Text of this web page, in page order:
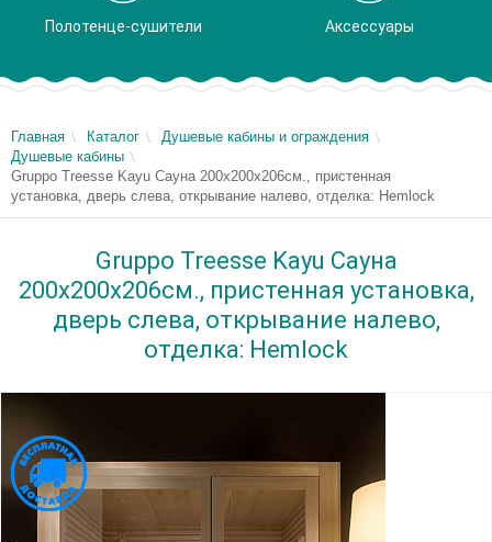
Полотенце-сушители Аксессуары
Главная Каталог
Душевые кабины и ограждения
Душевые кабины
Gruppo Treesse Kayu Сауна 200х200х206cм., пристенная
установка, дверь слева, открывание налево, отделка: Hemlock
Gruppo Treesse Kayu Сауна
200х200х206cм., пристенная установка,
дверь слева, открывание налево,
отделка: Hemlock